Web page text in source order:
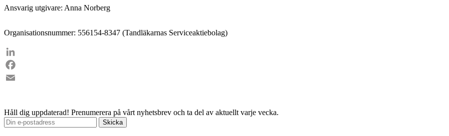
Ansvarig utgivare: Anna Norberg
Organisationsnummer: 556154-8347 (Tandläkarnas Serviceaktiebolag)
LinkedIn
Facebook
Håll dig uppdaterad! Prenumerera på vårt nyhetsbrev och ta del av aktuellt varje vecka.